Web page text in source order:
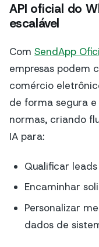
API oficial do
escalável
Com SendApp
empresas podem
comércio
de forma segura
normas, criando
IA para:
Qualificar
Encaminhar
Personalizar
dados de